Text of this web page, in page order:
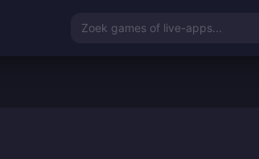
Zoek games of live-apps...